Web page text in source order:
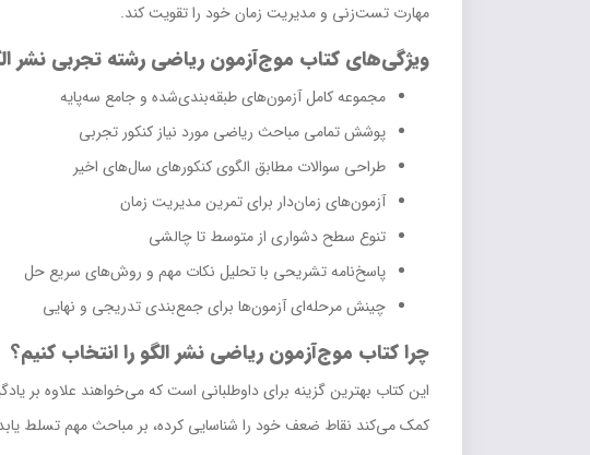
مهارت تست‌زنی و مدیریت زمان خود را تقویت کند.
ویژگی‌های کتاب موج‌آزمون ریاضی رشته تجربی نشر
مجموعه کامل آزمون‌های طبقه‌بندی‌شده و جامع سه‌پایه
پوشش تمامی مباحث ریاضی مورد نیاز کنکور تجربی
طراحی سوالات مطابق الگوی کنکورهای سال‌های اخیر
آزمون‌های زمان‌دار برای تمرین مدیریت زمان
تنوع سطح دشواری از متوسط تا چالشی
پاسخ‌نامه تشریحی با تحلیل نکات مهم و روش‌های سریع حل
چینش مرحله‌ای آزمون‌ها برای جمع‌بندی تدریجی و نهایی
چرا کتاب موج‌آزمون ریاضی نشر الگو را انتخاب کنیم؟
این کتاب بهترین گزینه برای داوطلبانی است که می‌خواهند علاوه بر
کمک می‌کند نقاط ضعف خود را شناسایی کرده، بر مباحث مهم تسلط